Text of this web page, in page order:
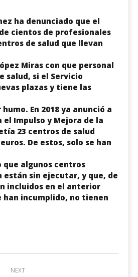
ha denunciado que el
cientos de profesionales
de salud que llevan
Miras con que personal
salud, si el Servicio
plazas y tiene las
En 2018 ya anunció a
Impulso y Mejora de la
23 centros de salud
De estos, solo se han
algunos centros
están sin ejecutar, y que, de
incluidos en el anterior
han incumplido, no tienen
NEXT